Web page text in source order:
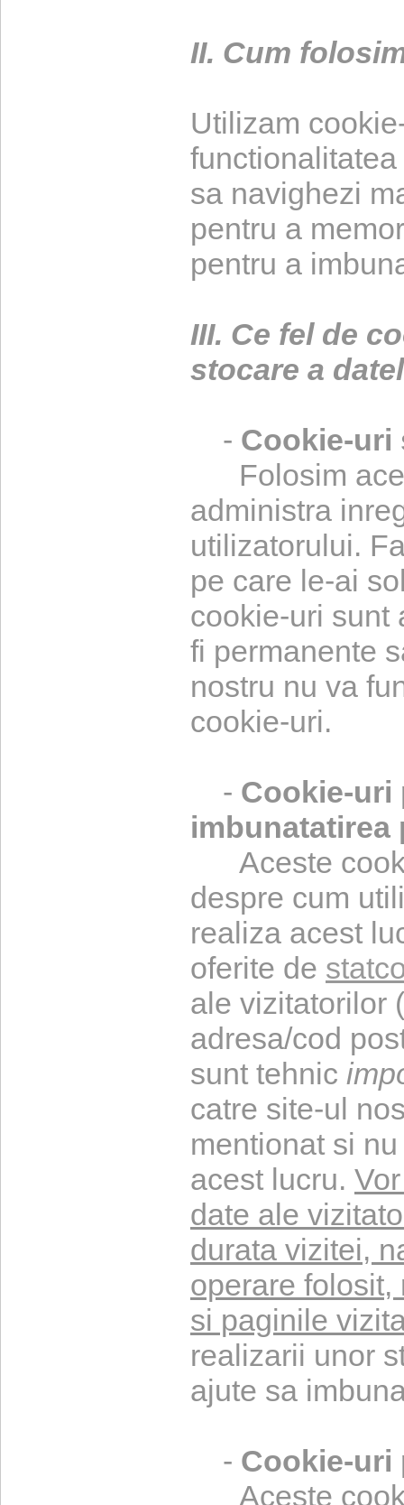
II. Cum
Utilizam
sa navighezi
pentru a
pentru a
III. Ce fel de
stocare a
- Cookie-uri
Folosim
administra
utilizatorului.
pe care le-ai
cookie-uri sunt
fi permanente
nostru nu va
cookie-uri.
- Cookie-uri
imbunatatirea
Aceste
despre cum
realiza acest
oferite de
ale vizitatorilor
adresa/cod
sunt tehnic
catre site-ul
mentionat si
acest lucru.
date ale
durata vizitei,
operare
si paginile
realizarii unor
ajute sa
- Cookie-uri
Aceste